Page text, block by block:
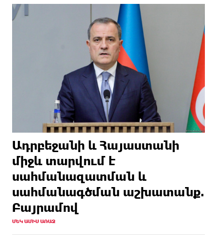
Ադրբեջանի և Հայաստանի
միջև տարվում է
սահմանազատման և
սահմանագծման աշխատանք.
Բայրամով
ՄԵԿ ԱՄԻՍ ԱՌԱՋ